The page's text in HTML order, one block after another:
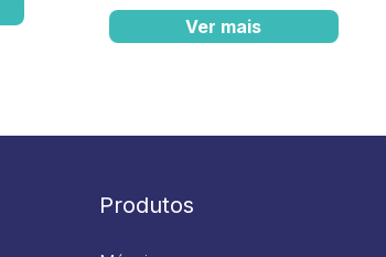
Ver mais
Produtos